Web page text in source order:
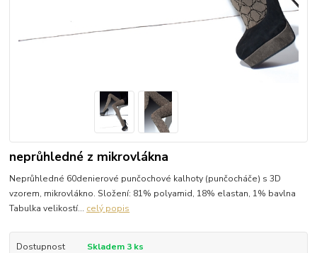
neprůhledné z mikrovlákna
Neprůhledné 60denierové punčochové kalhoty (punčocháče) s 3D
vzorem, mikrovlákno. Složení: 81% polyamid, 18% elastan, 1% bavlna
Tabulka velikostí... celý popis
Dostupnost
Skladem 3 ks